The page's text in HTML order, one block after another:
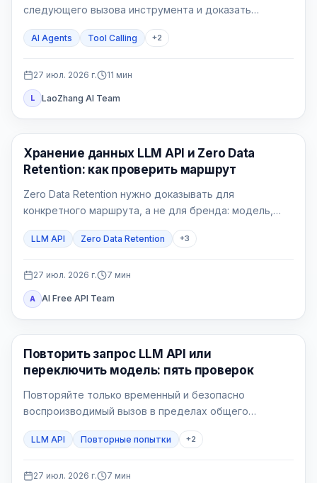
следующего вызова инструмента и доказать
AI Agents Tool Calling +2
27 июл. 2026 г. 11 мин
L LaoZhang AI Team
Руководства по API
Хранение данных LLM API и Zero Data
Retention: как проверить маршрут
Zero Data Retention нужно доказывать для
конкретного маршрута, а не для бренда: модель,
иметь разные правила.
LLM API Zero Data Retention +3
27 июл. 2026 г. 7 мин
A AI Free API Team
API Guide
Повторить запрос LLM API или
переключить модель: пять проверок
Повторяйте только временный и безопасно
воспроизводимый вызов в пределах общего
заранее принятый для этого процесса.
LLM API Повторные попытки +2
27 июл. 2026 г. 7 мин